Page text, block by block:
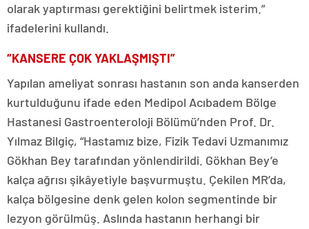
olarak yaptırması gerektiğini belirtmek isterim.”
ifadelerini kullandı.
“KANSERE ÇOK YAKLAŞMIŞTI”
Yapılan ameliyat sonrası hastanın son anda kanserden
kurtulduğunu ifade eden Medipol Acıbadem Bölge
Hastanesi Gastroenteroloji Bölümü’nden Prof. Dr.
Yılmaz Bilgiç, “Hastamız bize, Fizik Tedavi Uzmanımız
Gökhan Bey tarafından yönlendirildi. Gökhan Bey’e
kalça ağrısı şikâyetiyle başvurmuştu. Çekilen MR’da,
kalça bölgesine denk gelen kolon segmentinde bir
lezyon görülmüş. Aslında hastanın herhangi bir